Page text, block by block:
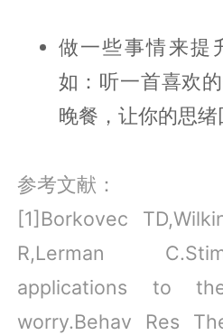
做一些事情来提
如：听一首喜欢
晚餐，让你的思绪
参考文献：
[1]Borkovec
R,Lerman
applications to
worry.Behav Res